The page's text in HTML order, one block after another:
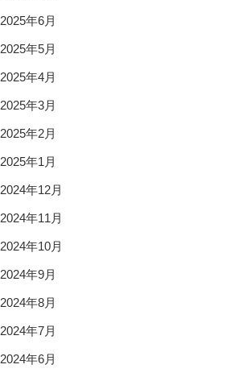
2025年6月
2025年5月
2025年4月
2025年3月
2025年2月
2025年1月
2024年12月
2024年11月
2024年10月
2024年9月
2024年8月
2024年7月
2024年6月